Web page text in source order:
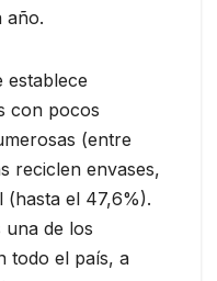
año.
establece
con pocos
(entre
reciclen envases,
(hasta el 47,6%).
una de los
todo el país, a